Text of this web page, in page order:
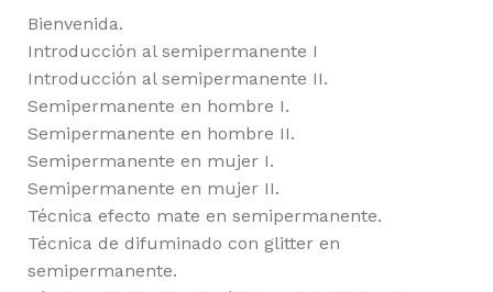
Bienvenida.
Introducción al semipermanente I
Introducción al semipermanente II.
Semipermanente en hombre I.
Semipermanente en hombre II.
Semipermanente en mujer I.
Semipermanente en mujer II.
Técnica efecto mate en semipermanente.
Técnica de difuminado con glitter en
semipermanente.